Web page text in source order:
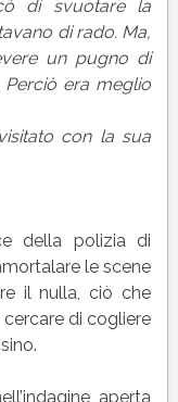
di svuotare la
di rado. Ma,
un pugno di
era meglio
con la sua
della polizia di
le scene
il nulla, ciò che
di cogliere
aperta